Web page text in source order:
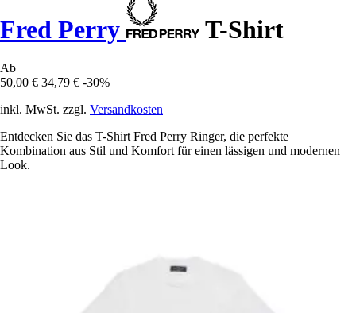
Fred Perry T-Shirt
Ab
50,00 € 34,79 € -30%
inkl. MwSt. zzgl. Versandkosten
Entdecken Sie das T-Shirt Fred Perry Ringer, die perfekte
Kombination aus Stil und Komfort für einen lässigen und modernen
Look.